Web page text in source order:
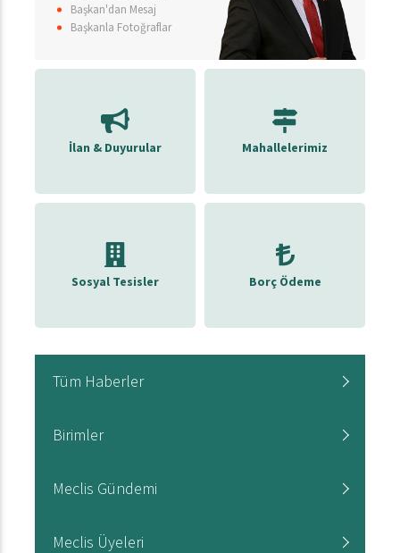
Başkan'dan Mesaj
Başkanla Fotoğraflar
İlan & Duyurular Mahallelerimiz
Sosyal Tesisler Borç Ödeme
Tüm Haberler
Birimler
Meclis Gündemi
Meclis Üyeleri